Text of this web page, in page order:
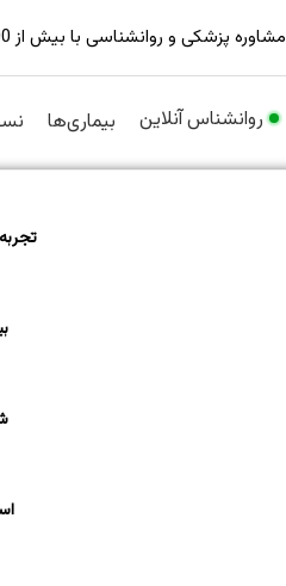
مشاوره پزشکی و روانشناسی با بیش از 1000 مشاور آنلاین.
روانشناس آنلاین بیماری‌ها